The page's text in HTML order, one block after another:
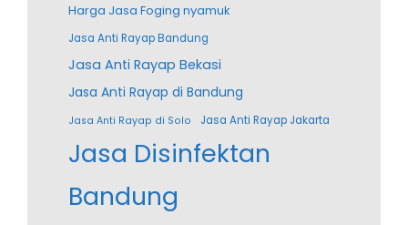
Harga Jasa Foging nyamuk
Jasa Anti Rayap Bandung
Jasa Anti Rayap Bekasi
Jasa Anti Rayap di Bandung
Jasa Anti Rayap di Solo Jasa Anti Rayap Jakarta
Jasa Disinfektan
Bandung